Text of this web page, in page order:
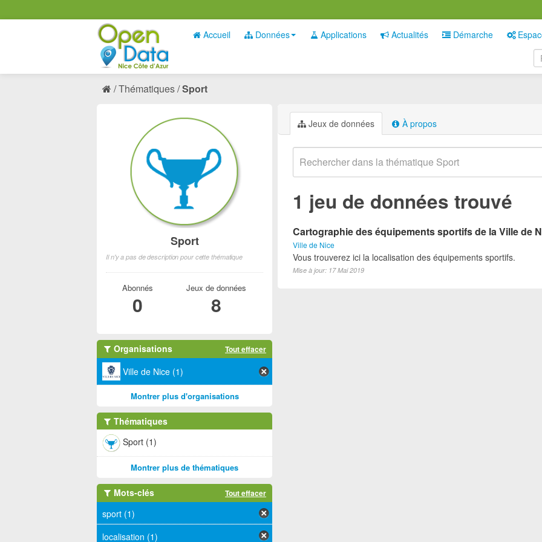
Accueil Données Applications Actualités Démarche
Thématiques Sport
Jeux de données À propos
1 jeu de données trouvé
Cartographie des équipements sportifs de la Ville de
Ville de Nice
Vous trouverez ici la localisation des équipements sportifs.
Mise à jour: 17 Mai 2019
Sport
Il n'y a pas de description pour cette thématique
Abonnés
0
Jeux de données
8
Organisations Tout effacer
Ville de Nice (1)
Montrer plus d'organisations
Thématiques
Sport (1)
Montrer plus de thématiques
Mots-clés Tout effacer
sport (1)
localisation (1)